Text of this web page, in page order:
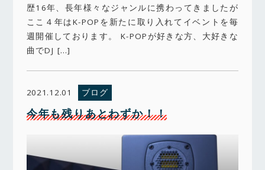
歴16年、長年様々なジャンルに携わってきましたが
ここ４年はK-POPを新たに取り入れてイベントを毎
週開催しております。 K-POPが好きな方、大好きな
曲でDJ […]
2021.12.01 ブログ
今年も残りあとわずか！！